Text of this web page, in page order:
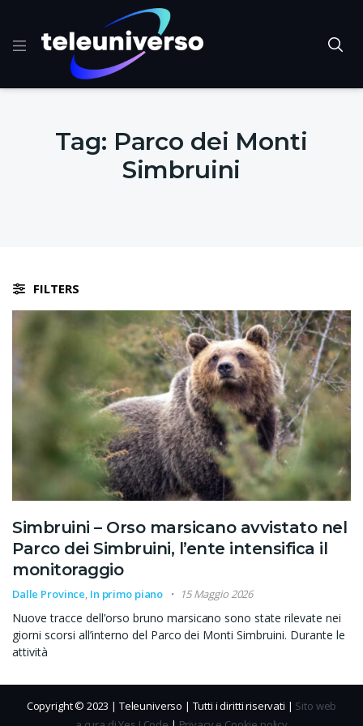
Tag: Parco dei Monti
Simbruini
FILTERS
Simbruini – Orso marsicano avvistato nel
Parco dei Simbruini, l’ente intensifica il
monitoraggio
Dalle Province, In primo piano 15 Maggio 2026
Nuove tracce dell’orso bruno marsicano sono state rilevate nei
giorni scorsi all’interno del Parco dei Monti Simbruini. Durante le
attività
Copyright © 2023 | Teleuniverso | Tutti i diritti riservati | Sito web